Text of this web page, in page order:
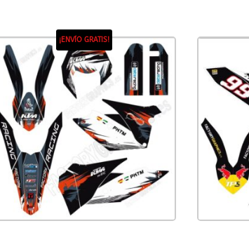
¡ENVÍO GRATIS!